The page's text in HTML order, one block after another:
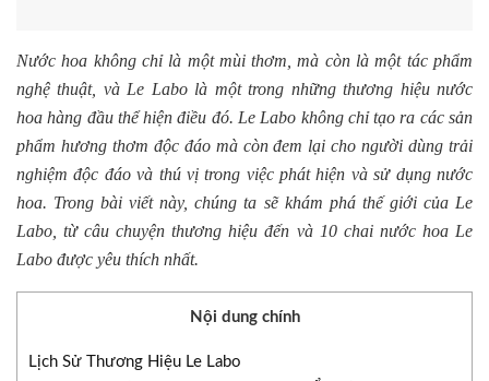
Nước hoa không chỉ là một mùi thơm, mà còn là một tác phẩm
nghệ thuật, và Le Labo là một trong những thương hiệu nước
hoa hàng đầu thể hiện điều đó. Le Labo không chỉ tạo ra các sản
phẩm hương thơm độc đáo mà còn đem lại cho người dùng trải
nghiệm độc đáo và thú vị trong việc phát hiện và sử dụng nước
hoa. Trong bài viết này, chúng ta sẽ khám phá thế giới của Le
Labo, từ câu chuyện thương hiệu đến và 10 chai nước hoa Le
Labo được yêu thích nhất.
Nội dung chính
Lịch Sử Thương Hiệu Le Labo